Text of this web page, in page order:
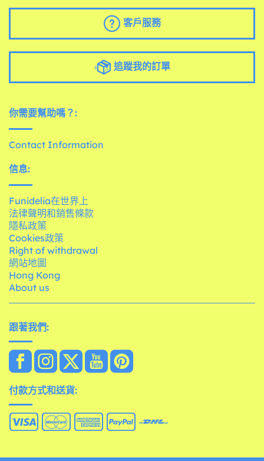
客戶服務
追蹤我的訂單
你需要幫助嗎？:
Contact Information
信息:
Funidelia在世界上
法律聲明和銷售條款
隱私政策
Cookies政策
Right of withdrawal
網站地圖
Hong Kong
About us
跟著我們:
付款方式和送貨: